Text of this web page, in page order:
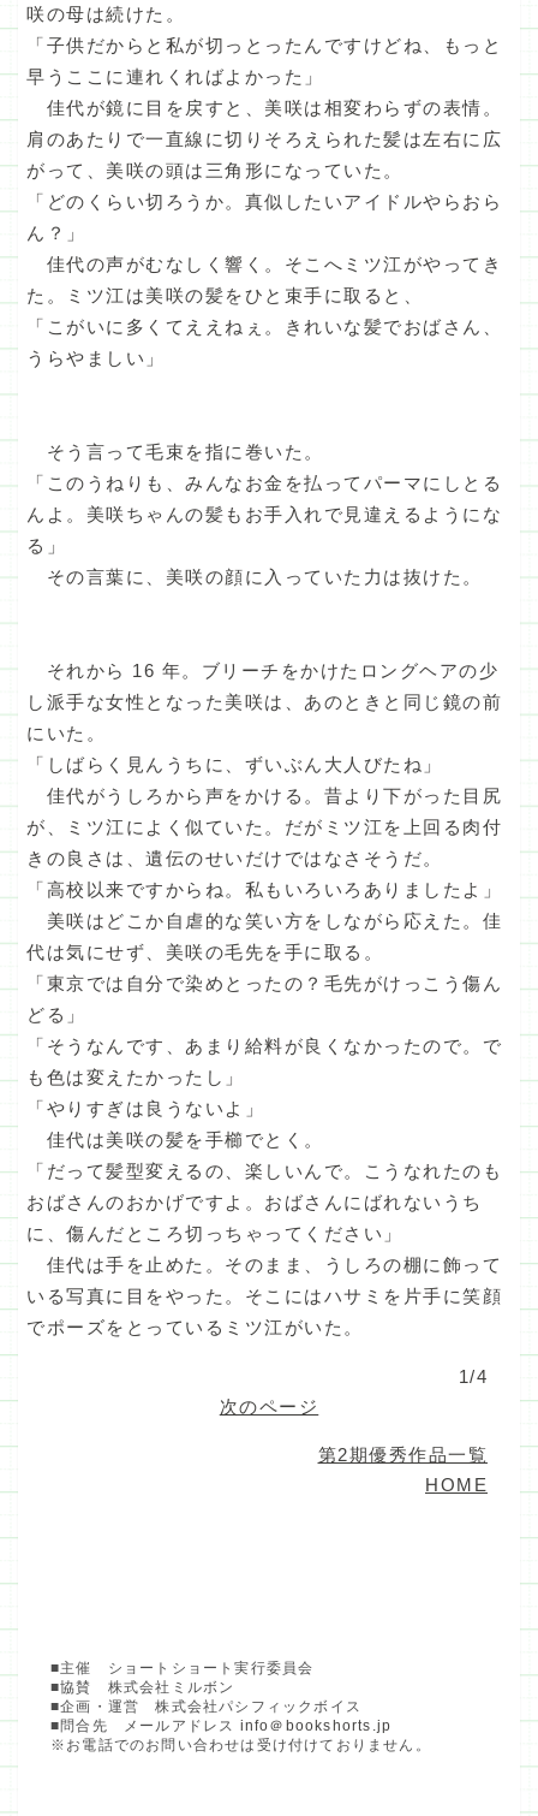
咲の母は続けた。
「子供だからと私が切っとったんですけどね、もっと
早うここに連れくればよかった」
佳代が鏡に目を戻すと、美咲は相変わらずの表情。
肩のあたりで一直線に切りそろえられた髪は左右に広
がって、美咲の頭は三角形になっていた。
「どのくらい切ろうか。真似したいアイドルやらおら
ん？」
佳代の声がむなしく響く。そこへミツ江がやってき
た。ミツ江は美咲の髪をひと束手に取ると、
「こがいに多くてええねぇ。きれいな髪でおばさん、
うらやましい」
そう言って毛束を指に巻いた。
「このうねりも、みんなお金を払ってパーマにしとる
んよ。美咲ちゃんの髪もお手入れで見違えるようにな
る」
その言葉に、美咲の顔に入っていた力は抜けた。
それから 16 年。ブリーチをかけたロングヘアの少
し派手な女性となった美咲は、あのときと同じ鏡の前
にいた。
「しばらく見んうちに、ずいぶん大人びたね」
佳代がうしろから声をかける。昔より下がった目尻
が、ミツ江によく似ていた。だがミツ江を上回る肉付
きの良さは、遺伝のせいだけではなさそうだ。
「高校以来ですからね。私もいろいろありましたよ」
美咲はどこか自虐的な笑い方をしながら応えた。佳
代は気にせず、美咲の毛先を手に取る。
「東京では自分で染めとったの？毛先がけっこう傷ん
どる」
「そうなんです、あまり給料が良くなかったので。で
も色は変えたかったし」
「やりすぎは良うないよ」
佳代は美咲の髪を手櫛でとく。
「だって髪型変えるの、楽しいんで。こうなれたのも
おばさんのおかげですよ。おばさんにばれないうち
に、傷んだところ切っちゃってください」
佳代は手を止めた。そのまま、うしろの棚に飾って
いる写真に目をやった。そこにはハサミを片手に笑顔
でポーズをとっているミツ江がいた。
1/4
次のページ
第2期優秀作品一覧
HOME
■主催 ショートショート実行委員会
■協賛 株式会社ミルボン
■企画・運営 株式会社パシフィックボイス
■問合先 メールアドレス info＠bookshorts.jp
※お電話でのお問い合わせは受け付けておりません。